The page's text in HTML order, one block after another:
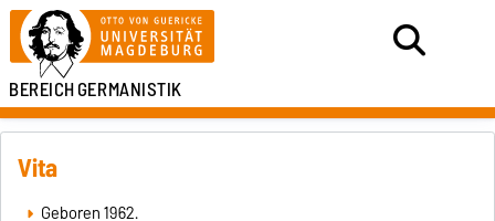
BEREICHGERMANISTIK
Vita
Geboren 1962.